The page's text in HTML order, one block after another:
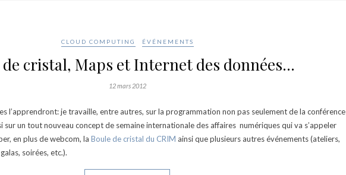
CLOUD COMPUTING ÉVÉNEMENTS
de cristal, Maps et Internet des données…
12 mars 2012
l’apprendront: je travaille, entre autres, sur la programmation non pas seulement de la conférence
sur un tout nouveau concept de semaine internationale des affaires numériques qui va s’appeler
en plus de webcom, la Boule de cristal du CRIM ainsi que plusieurs autres événements (ateliers,
soirées, etc.).